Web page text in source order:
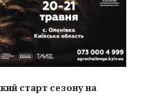
старт сезону на